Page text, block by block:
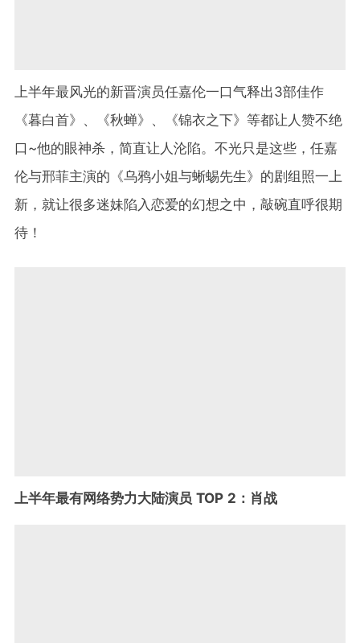
上半年最风光的新晋演员任嘉伦一口气释出3部佳作
《暮白首》、《秋蝉》、《锦衣之下》等都让人赞不绝
口~他的眼神杀，简直让人沦陷。不光只是这些，任嘉
伦与邢菲主演的《乌鸦小姐与蜥蜴先生》的剧组照一上
新，就让很多迷妹陷入恋爱的幻想之中，敲碗直呼很期
待！
上半年最有网络势力大陆演员 TOP 2：肖战